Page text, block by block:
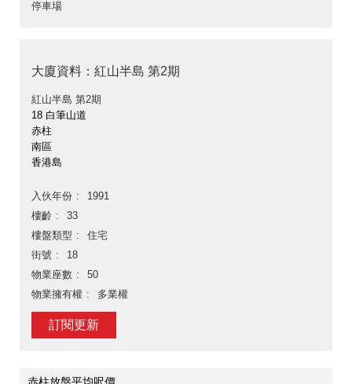
停車場
大廈資料：紅山半島 第2期
紅山半島 第2期
18 白筆山道
赤柱
南區
香港島
入伙年份
1991
樓齡
33
樓盤類型
住宅
街號
18
物業座數
50
物業擁有權
多業權
訂閱更新